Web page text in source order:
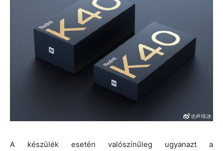
A készülék esetén valószínűleg ugyanazt a